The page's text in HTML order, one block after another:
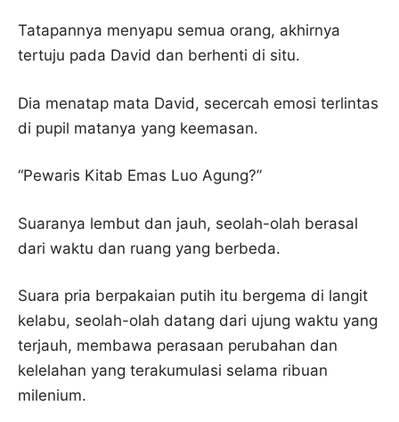
Tatapannya menyapu semua orang, akhirnya
tertuju pada David dan berhenti di situ.
Dia menatap mata David, secercah emosi terlintas
di pupil matanya yang keemasan.
“Pewaris Kitab Emas Luo Agung?”
Suaranya lembut dan jauh, seolah-olah berasal
dari waktu dan ruang yang berbeda.
Suara pria berpakaian putih itu bergema di langit
kelabu, seolah-olah datang dari ujung waktu yang
terjauh, membawa perasaan perubahan dan
kelelahan yang terakumulasi selama ribuan
milenium.